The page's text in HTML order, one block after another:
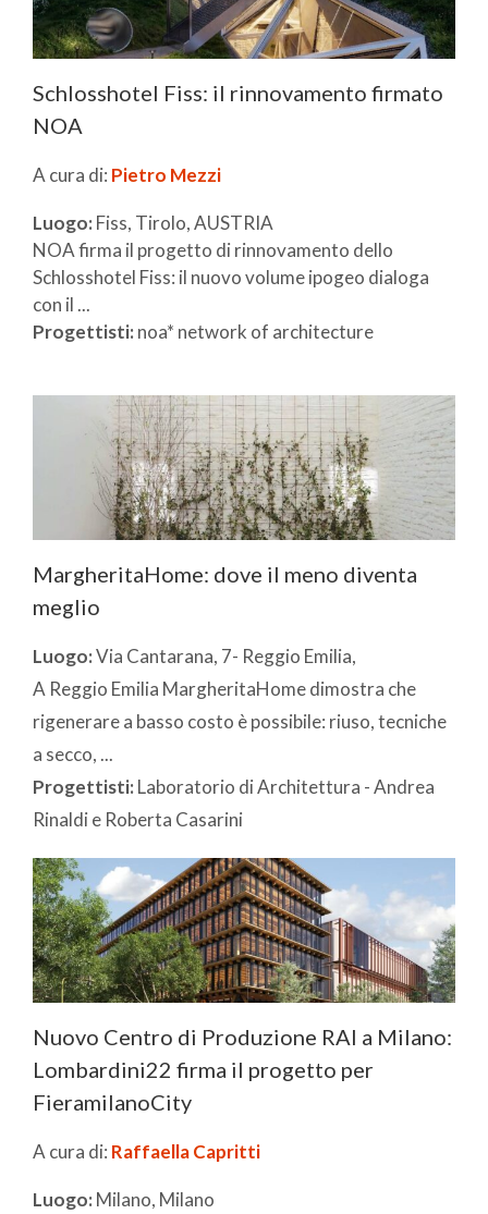
Schlosshotel Fiss: il rinnovamento firmato
NOA
A cura di: Pietro Mezzi
Luogo: Fiss, Tirolo, AUSTRIA
NOA firma il progetto di rinnovamento dello
Schlosshotel Fiss: il nuovo volume ipogeo dialoga
con il ...
Progettisti: noa* network of architecture
MargheritaHome: dove il meno diventa
meglio
Luogo:Via Cantarana, 7- Reggio Emilia,
A Reggio Emilia MargheritaHome dimostra che
rigenerare a basso costo è possibile: riuso, tecniche
a secco, ...
Progettisti: Laboratorio di Architettura - Andrea
Rinaldi e Roberta Casarini
Nuovo Centro di Produzione RAI a Milano:
Lombardini22 firma il progetto per
FieramilanoCity
A cura di: Raffaella Capritti
Luogo: Milano, Milano